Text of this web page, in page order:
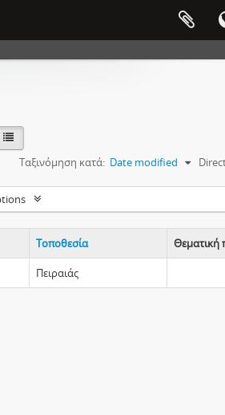
Ταξινόμηση κατά: Date modified
Τοποθεσία
Θεματική
Πειραιάς